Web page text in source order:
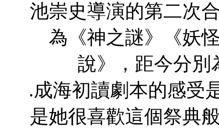
池崇史導演的第二次
為《神之謎》《妖
說》，距今分別
.成海初讀劇本的感受
是她很喜歡這個祭典